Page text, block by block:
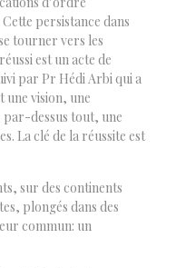
persistance dans
tourner vers les
est un acte de
par Pr Hédi Arbi qui a
une vision, une
dessus tout, une
La clé de la réussite est
sur des continents
plongés dans des
commun: un